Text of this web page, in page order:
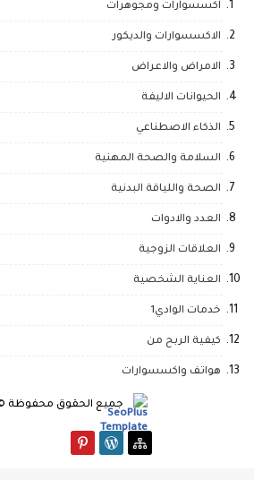
اكسسوارات ومجوهرات
الاكسسوارات والديكور
الامراض والاعراض
الحيوانات الاليفة
الذكاء الاصطناعي
السلامة والصحة المهنية
الصحة واللياقة البدنية
العدد والادوات
العلاقات الزوجية
العناية الشخصية
خدمات الوادي1
كيفية الربح من
هواتف واكسسوارات
جميع الحقوق محفوظة ©